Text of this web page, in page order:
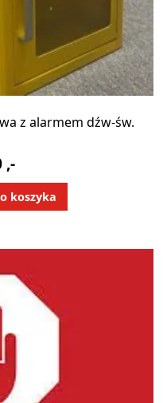
z alarmem dźw-św.
,-
koszyka